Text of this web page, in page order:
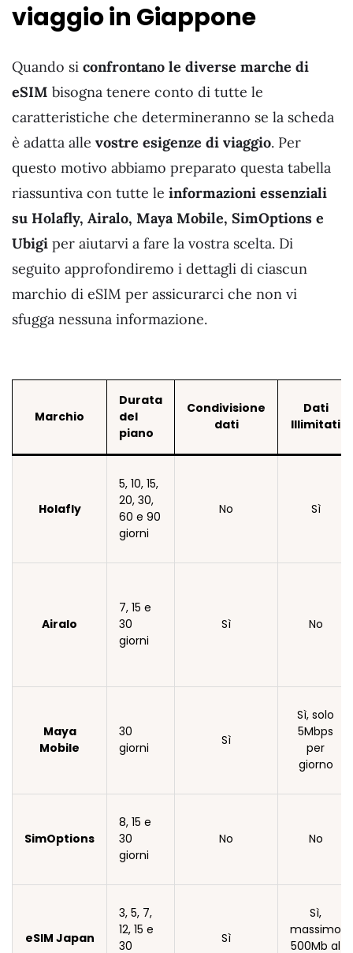
viaggio in Giappone
Quando si confrontano le diverse marche di
eSIM bisogna tenere conto di tutte le
caratteristiche che determineranno se la scheda
è adatta alle vostre esigenze di viaggio. Per
questo motivo abbiamo preparato questa tabella
riassuntiva con tutte le informazioni essenziali
su Holafly, Airalo, Maya Mobile, SimOptions e
Ubigi per aiutarvi a fare la vostra scelta. Di
seguito approfondiremo i dettagli di ciascun
marchio di eSIM per assicurarci che non vi
sfugga nessuna informazione.
Marchio
Durata
del
piano
Condivisione
dati
Dati
Illimitati
Holafly
5, 10, 15,
20, 30,
60 e 90
giorni
No Sì
Airalo
7, 15 e
30
giorni
Sì No
Maya
Mobile
30
giorni
Sì
Sì, solo
5Mbps
per
giorno
SimOptions
8, 15 e
30
giorni
No No
eSIM Japan
3, 5, 7,
12, 15 e
30
Sì
Sì,
massimo
500Mb al